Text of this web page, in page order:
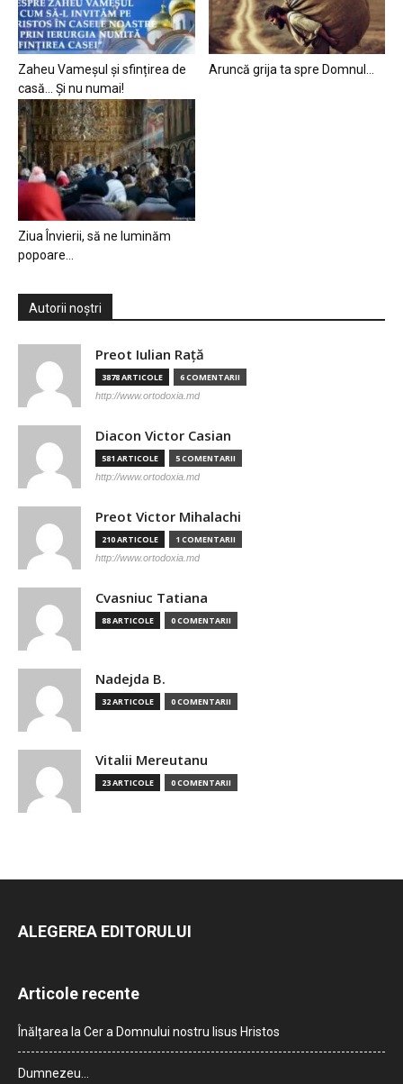
Zaheu Vameșul și sfințirea de
casă… Și nu numai!
Aruncă grija ta spre Domnul…
Ziua Învierii, să ne luminăm
popoare…
Autorii noștri
Preot Iulian Raţă
3878 ARTICOLE 6 COMENTARII
http://www.ortodoxia.md
Diacon Victor Casian
581 ARTICOLE 5 COMENTARII
http://www.ortodoxia.md
Preot Victor Mihalachi
210 ARTICOLE 1 COMENTARII
http://www.ortodoxia.md
Cvasniuc Tatiana
88 ARTICOLE 0 COMENTARII
Nadejda B.
32 ARTICOLE 0 COMENTARII
Vitalii Mereutanu
23 ARTICOLE 0 COMENTARII
ALEGEREA EDITORULUI
Articole recente
Înălțarea la Cer a Domnului nostru Iisus Hristos
Dumnezeu…